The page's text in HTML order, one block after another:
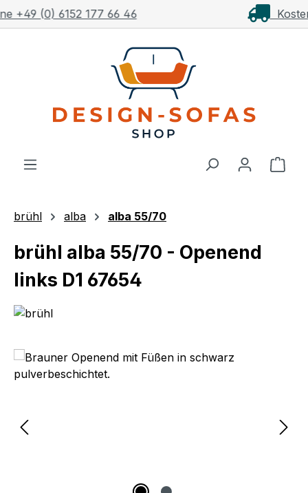
Zum Hauptinhalt springen
Kostenloser Versand ab 1.000€**
brühl alba alba 55/70
brühl alba 55/70 - Openend
links D1 67654
Bildergalerie überspringen